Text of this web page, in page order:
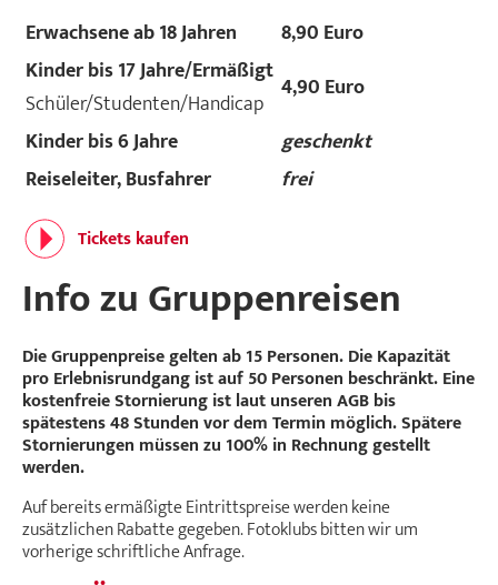
Erwachsene ab 18 Jahren
8,90 Euro
Kinder bis 17 Jahre/Ermäßigt
Schüler/Studenten/Handicap 4,90 Euro
Kinder bis 6 Jahre
geschenkt
Reiseleiter, Busfahrer
frei
Tickets kaufen
Info zu Gruppenreisen
Die Gruppenpreise gelten ab 15 Personen. Die Kapazität
pro Erlebnisrundgang ist auf 50 Personen beschränkt. Eine
kostenfreie Stornierung ist laut unseren AGB bis
spätestens 48 Stunden vor dem Termin möglich. Spätere
Stornierungen müssen zu 100% in Rechnung gestellt
werden.
Auf bereits ermäßigte Eintrittspreise werden keine
zusätzlichen Rabatte gegeben. Fotoklubs bitten wir um
vorherige schriftliche Anfrage.